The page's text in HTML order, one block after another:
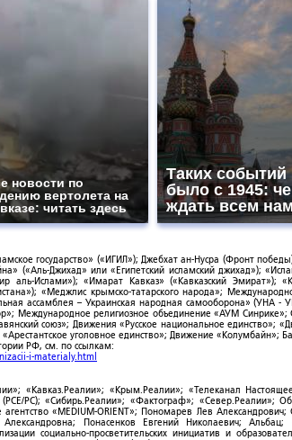
новости по
вертолета на
читать здесь
Таких событий
было с 1945:
ждать всем
государство» («ИГИЛ»); Джебхат ан-Нусра (Фронт
(«Аль-Джихад» или «Египетский исламский джихад»);
аль-Ислами»); «Имарат Кавказ» («Кавказский Эмират»);
«Меджлис крымско-татарского народа»;
ассамблея – Украинская народная самооборона» (УНА -
Международное религиозное объединение «АУМ
союз»; Движения «Русское национальное единство»;
уголовное единство»; Движение «Колумбайн»;
РФ, см. по ссылкам:
i-materialy.html
«Кавказ.Реалии»; «Крым.Реалии»; «Телеканал
PC); «Сибирь.Реалии»; «Фактограф»; «Север.Реалии»;
«MEDIUM-ORIENT»; Пономарев Лев
Понасенков Евгений Николаевич;
социально-просветительских инициатив и